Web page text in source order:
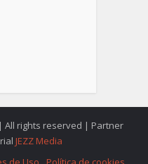
All rights reserved | Partner
JEZZ Media